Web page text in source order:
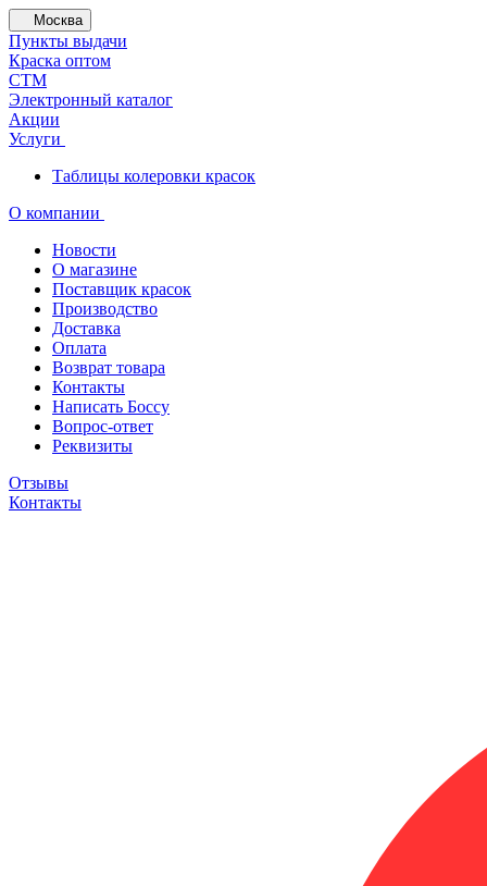
Москва
Пункты выдачи
Краска оптом
СТМ
Электронный каталог
Акции
Услуги
Таблицы колеровки красок
О компании
Новости
О магазине
Поставщик красок
Производство
Доставка
Оплата
Возврат товара
Контакты
Написать Боссу
Вопрос-ответ
Реквизиты
Отзывы
Контакты